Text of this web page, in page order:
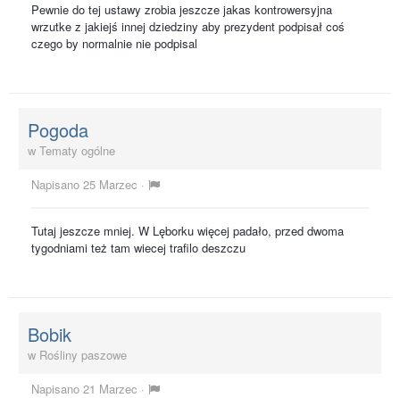
Pewnie do tej ustawy zrobia jeszcze jakas kontrowersyjna
wrzutke z jakiejś innej dziedziny aby prezydent podpisał coś
czego by normalnie nie podpisal
Pogoda
w Tematy ogólne
Napisano 25 Marzec ·
Tutaj jeszcze mniej. W Lęborku więcej padało, przed dwoma
tygodniami też tam wiecej trafilo deszczu
Bobik
w Rośliny paszowe
Napisano 21 Marzec ·